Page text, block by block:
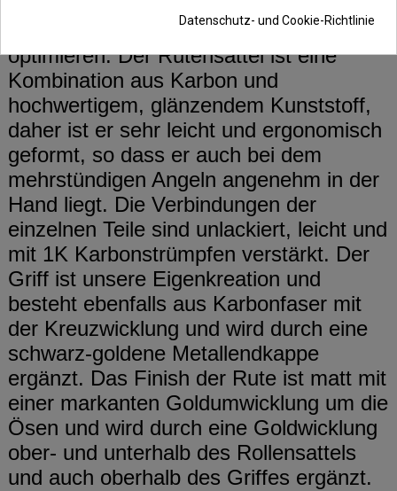
Kraftverteilung auf der Rute zu
optimieren. Der Rutensattel ist eine
Kombination aus Karbon und
hochwertigem, glänzendem Kunststoff,
daher ist er sehr leicht und ergonomisch
geformt, so dass er auch bei dem
mehrstündigen Angeln angenehm in der
Hand liegt. Die Verbindungen der
einzelnen Teile sind unlackiert, leicht und
mit 1K Karbonstrümpfen verstärkt. Der
Griff ist unsere Eigenkreation und
besteht ebenfalls aus Karbonfaser mit
der Kreuzwicklung und wird durch eine
schwarz-goldene Metallendkappe
ergänzt. Das Finish der Rute ist matt mit
einer markanten Goldumwicklung um die
Ösen und wird durch eine Goldwicklung
ober- und unterhalb des Rollensattels
und auch oberhalb des Griffes ergänzt.
Datenschutz- und Cookie-Richtlinie